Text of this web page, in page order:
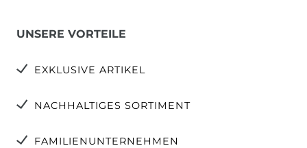
UNSERE VORTEILE
EXKLUSIVE ARTIKEL
NACHHALTIGES SORTIMENT
FAMILIENUNTERNEHMEN